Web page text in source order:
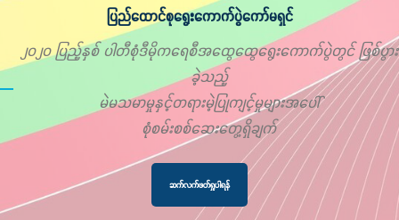
ပြည်ထောင်စုရွေးကောက်ပွဲကော်မရှင်
၂၀၂၀ ပြည့်နှစ် ပါတီစုံဒီမိုကရေစီအထွေထွေရွေးကောက်ပွဲတွင် ဖြစ်ပွား
ခဲ့သည့်
မဲမသမာမှုနှင့်တရားမဲ့ပြုကျင့်မှုများအပေါ်
စုံစမ်းစစ်ဆေးတွေ့ရှိချက်
ဆက်လက်ဖတ်ရှုပါရန်